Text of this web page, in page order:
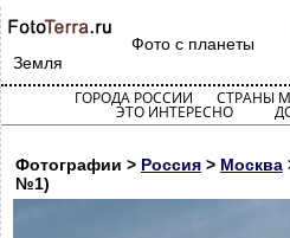
Фото с планеты
Земля
ГОРОДА РОССИИ СТРАНЫ
ЭТО ИНТЕРЕСНО
Фотографии > Россия > Москва
№1)